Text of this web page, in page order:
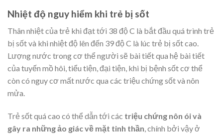
Nhiệt độ nguy hiểm khi trẻ bị sốt
Thân nhiệt của trẻ khi đạt tới 38 độ C là bắt đầu quá trình trẻ
bị sốt và khi nhiệt độ lên đến 39 độ C là lúc trẻ bị sốt cao.
Lượng nước trong cơ thể người sẽ bài tiết qua hệ bài tiết
của tuyến mồ hôi, tiểu tiện, đại tiện, khi bị bệnh sốt cơ thể
còn có nguy cơ mất nước qua các triệu chứng sốt và nôn
mửa.
Trẻ sốt quá cao có thể dẫn tới các triệu chứng nôn ói và
gây ra những ảo giác về mặt tinh thần, chính bởi vậy ở